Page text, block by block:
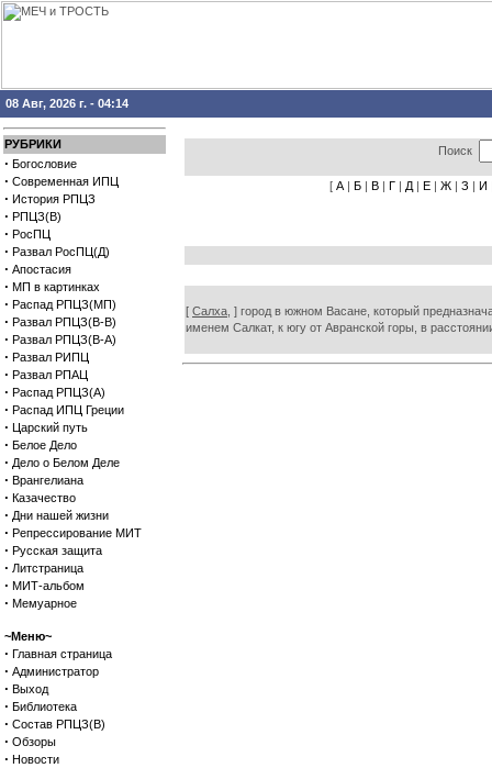
08 Авг, 2026 г. - 04:14
РУБРИКИ
· Богословие
· Современная ИПЦ
· История РПЦЗ
· РПЦЗ(В)
· РосПЦ
· Развал РосПЦ(Д)
· Апостасия
· МП в картинках
· Распад РПЦЗ(МП)
· Развал РПЦЗ(В-В)
· Развал РПЦЗ(В-А)
· Развал РИПЦ
· Развал РПАЦ
· Распад РПЦЗ(А)
· Распад ИПЦ Греции
· Царский путь
· Белое Дело
· Дело о Белом Деле
· Врангелиана
· Казачество
· Дни нашей жизни
· Репрессирование МИТ
· Русская защита
· Литстраница
· МИТ-альбом
· Мемуарное
~Меню~
· Главная страница
· Администратор
· Выход
· Библиотека
· Состав РПЦЗ(В)
· Обзоры
· Новости
Поиск
[ А | Б | В | Г | Д | Е | Ж | З | И
[ Салха, ] город в южном Васане, который
именем Салкат, к югу от Авранской горы, в